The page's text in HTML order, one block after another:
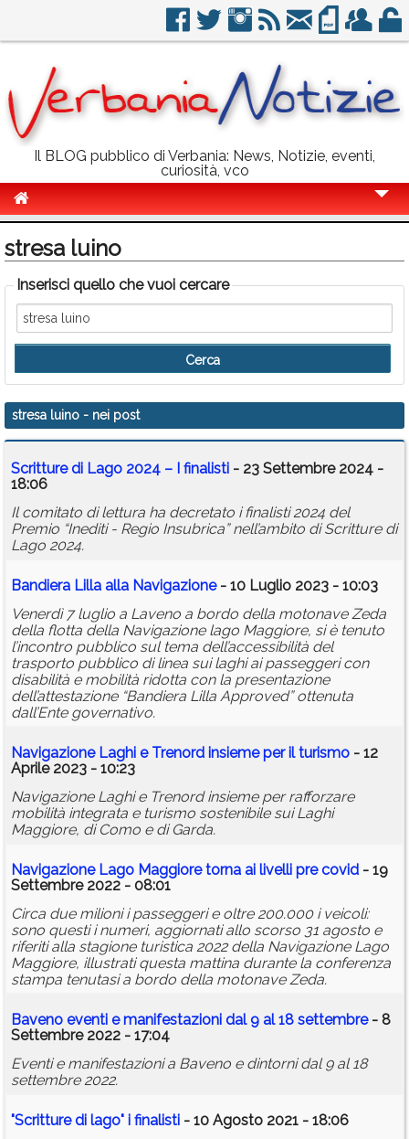
Il BLOG pubblico di Verbania: News, Notizie, eventi,
curiosità, vco
Politica
Sport
Eventi
Info Utili
Rubriche
Calendario
Annunci
stresa luino
Inserisci quello che vuoi cercare
stresa luino - nei post
Scritture di Lago 2024 – I finalisti - 23 Settembre 2024 -
18:06
Il comitato di lettura ha decretato i finalisti 2024 del
Premio “Inediti - Regio Insubrica” nell’ambito di Scritture di
Lago 2024.
Bandiera Lilla alla Navigazione- 10 Luglio 2023 - 10:03
Venerdì 7 luglio a Laveno a bordo della motonave Zeda
della flotta della Navigazione lago Maggiore, si è tenuto
l’incontro pubblico sul tema dell’accessibilità del
trasporto pubblico di linea sui laghi ai passeggeri con
disabilità e mobilità ridotta con la presentazione
dell’attestazione “Bandiera Lilla Approved” ottenuta
dall’Ente governativo.
Navigazione Laghi e Trenord insieme per il turismo - 12
Aprile 2023 - 10:23
Navigazione Laghi e Trenord insieme per rafforzare
mobilità integrata e turismo sostenibile sui Laghi
Maggiore, di Como e di Garda.
Navigazione Lago Maggiore torna ai livelli pre covid - 19
Settembre 2022 - 08:01
Circa due milioni i passeggeri e oltre 200.000 i veicoli:
sono questi i numeri, aggiornati allo scorso 31 agosto e
riferiti alla stagione turistica 2022 della Navigazione Lago
Maggiore, illustrati questa mattina durante la conferenza
stampa tenutasi a bordo della motonave Zeda.
Baveno eventi e manifestazioni dal 9 al 18 settembre- 8
Settembre 2022 - 17:04
Eventi e manifestazioni a Baveno e dintorni dal 9 al 18
settembre 2022.
"Scritture di lago" i finalisti - 10 Agosto 2021 - 18:06